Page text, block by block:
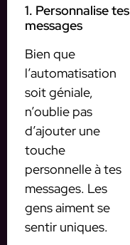
1. Personnalise tes
messages
Bien que
l’automatisation
soit géniale,
n’oublie pas
d’ajouter une
touche
personnelle à tes
messages. Les
gens aiment se
sentir uniques.